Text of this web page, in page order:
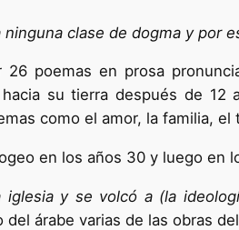
clase de dogma y por
26 poemas en prosa
su tierra después de
como el amor, la familia, el
en los años 30 y luego
y se volcó a (la
árabe varias de las obras